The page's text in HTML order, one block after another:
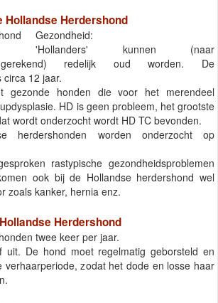
Hollandse Herdershond
Gezondheid:
'Hollanders' kunnen (naar
gerekend) redelijk oud worden. De
circa 12 jaar.
gezonde honden die voor het merendeel
HD is geen probleem, het grootste
wordt onderzocht wordt HD TC bevonden.
herdershonden worden onderzocht op
rastypische gezondheidsproblemen
ook bij de Hollandse herdershond wel
zoals kanker, hernia enz.
Herdershond
twee keer per jaar.
uit. De hond moet regelmatig geborsteld en
verhaarperiode, zodat het dode en losse haar